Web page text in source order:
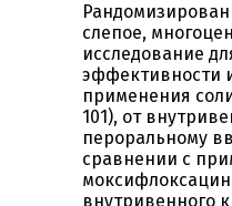
слепое,
исследование
эффективности
применения
101), от
пероральному
сравнении с
внутривенного